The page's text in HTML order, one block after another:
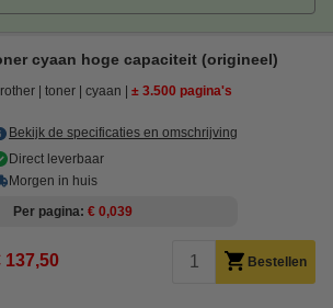
cyaan hoge capaciteit (origineel)
toner cyaan ± 3.500 pagina's
Bekijk de specificaties en omschrijving
Direct leverbaar
Morgen in huis
Per pagina € 0,039
137,50 Bestellen